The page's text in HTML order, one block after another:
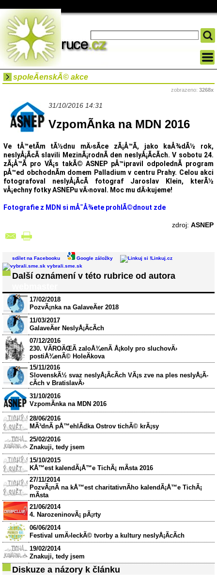
spoleÄenskÃ© akce
zobrazeno: 3268x
31/10/2016 14:31
VzpomÃ­nka na MDN 2016
Ve tÅ™etÃ­m tÃ½dnu mÄ›sÃ­ce zÃ¡Å™Ã­, jako kaÅ¾dÃ½ rok,
neslyÅ¡Ã­cÃ­ slavili MezinÃ¡rodnÃ­ den neslyÅ¡Ã­cÃ­ch. V sobotu 24.
zÃ¡Å™Ã­ pro VÃ¡s takÃ© ASNEP pÅ™ipravil odpolednÃ­ program
pÅ™ed obchodnÃ­m domem Palladium v centru Prahy. Celou akci
fotografoval neslyÅ¡Ã­cÃ­ fotograf Jaroslav Klein, kterÃ½
vÅ¡echny fotky ASNEPu vÄ›noval. Moc mu dÄ›kujeme!
Fotografie z MDN si mÅ¯Å¾ete prohlÃ©dnout zde
zdroj: ASNEP
sdílet na Facebooku Google záložky
Linkuj.cz
vybrali.sme.sk
Další oznámení v této rubrice od autora
17/02/2018
PozvÃ¡nka na GalaveÄer 2018
11/03/2017
GalaveÄer NeslyÅ¡Ã­cÃ­ch
07/12/2016
230. VÃROÄŒÃ zaloÅ¾enÃ­ Å¡koly pro sluchovÄ›
postiÅ¾enÃ© HoleÄkova
15/11/2016
SlovenskÃ½ svaz neslyÅ¡Ã­cÃ­ch VÃ¡s zve na ples neslyÅ¡Ã­
cÃ­ch v BratislavÄ›
31/10/2016
VzpomÃ­nka na MDN 2016
28/06/2016
MÃ³dnÃ­ pÅ™ehlÃ­dka Ostrov tichÃ© krÃ¡sy
25/02/2016
Znakuji, tedy jsem
15/10/2015
KÅ™est kalendÃ¡Å™e TichÃ¡ mÃ­sta 2016
27/11/2014
PozvÃ¡nÃ­ na kÅ™est charitativnÃ­ho kalendÃ¡Å™e TichÃ¡
mÃ­sta
21/06/2014
4. NarozeninovÃ¡ pÃ¡rty
06/06/2014
Festival umÄ›leckÃ© tvorby a kultury neslyÅ¡Ã­cÃ­ch
19/02/2014
Znakuji, tedy jsem
Diskuze a názory k článku